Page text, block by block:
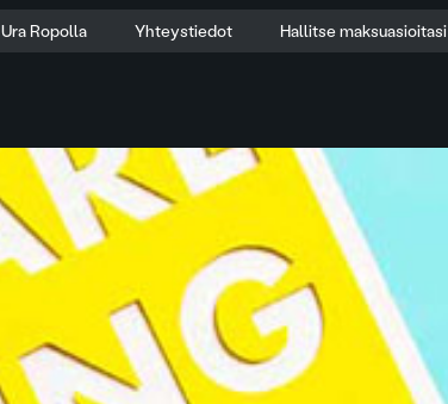
Ura Ropolla Yhteystiedot Hallitse maksuasioitasi